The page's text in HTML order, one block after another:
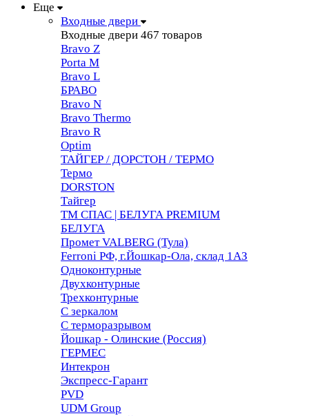
Еще
Входные двери
Входные двери 467 товаров
Bravo Z
Porta М
Bravo L
БРАВО
Bravo N
Bravo Thermo
Bravo R
Optim
ТАЙГЕР / ДОРСТОН / ТЕРМО
Термо
DORSTON
Тайгер
ТМ СПАС | БЕЛУГА PREMIUM
БЕЛУГА
Промет VALBERG (Тула)
Ferroni РФ, г.Йошкар-Ола, склад 1АЗ
Одноконтурные
Двухконтурные
Трехконтурные
С зеркалом
С терморазрывом
Йошкар - Олинские (Россия)
ГЕРМЕС
Интекрон
Экспресс-Гарант
PVD
UDM Group